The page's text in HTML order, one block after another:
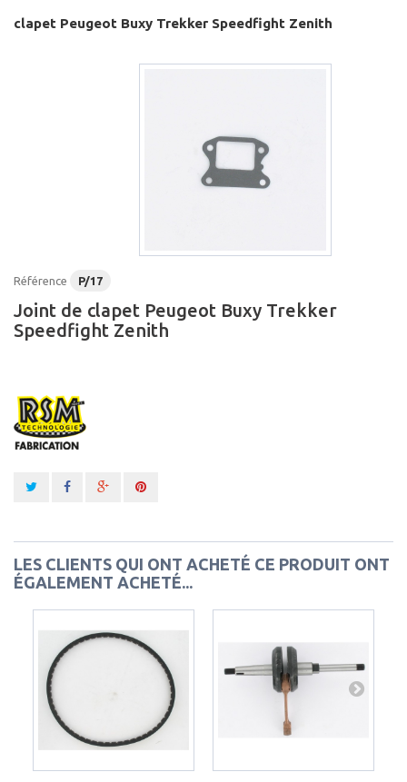
clapet Peugeot Buxy Trekker Speedfight Zenith
Référence P/17
Joint de clapet Peugeot Buxy Trekker
Speedfight Zenith
LES CLIENTS QUI ONT ACHETÉ CE PRODUIT ONT
ÉGALEMENT ACHETÉ...